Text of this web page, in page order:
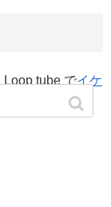
tube でイケ
た。